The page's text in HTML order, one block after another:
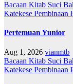
Bacaan Kitab Suci
Katekese Pembinaan
Pertemuan Yunior
Aug 1, 2026 vianmtb
Bacaan Kitab Suci
Katekese Pembinaan